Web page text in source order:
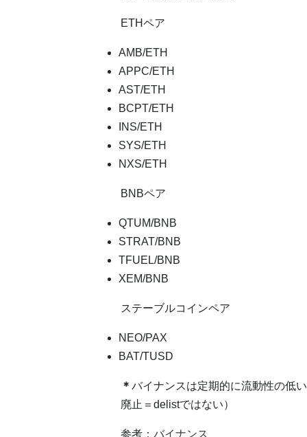
ETHペア
AMB/ETH
APPC/ETH
AST/ETH
BCPT/ETH
INS/ETH
SYS/ETH
NXS/ETH
BNBペア
QTUM/BNB
STRAT/BNB
TFUEL/BNB
XEM/BNB
ステーブルコインペア
NEO/PAX
BAT/TUSD
＊ バイナンスは定期的に流動性の低
廃止＝delistではない）
参考： バイナンス